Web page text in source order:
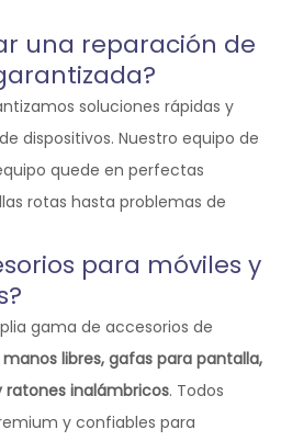
una reparación de
soluciones rápidas y
dispositivos. Nuestro equipo de
quede en perfectas
rotas hasta problemas de
para móviles y
gama de accesorios de
libres, gafas para pantalla,
ratones inalámbricos. Todos
y confiables para